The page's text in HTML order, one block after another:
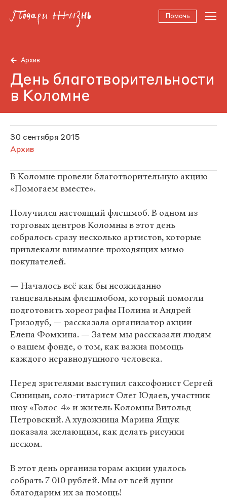
Помочь
Архив
День благотворительности
в Коломне
30 сентября 2015
Архив
В Коломне провели благотворительную акцию
«Помогаем вместе».
Получился настоящий флешмоб. В одном из
торговых центров Коломны в этот день
собралось сразу несколько артистов, которые
привлекали внимание проходящих мимо
покупателей.
— Началось всё как бы неожиданно
танцевальным флешмобом, который помогли
подготовить хореографы Полина и Андрей
Гризодуб, — рассказала организатор акции
Елена Фомкина. — Затем мы рассказали людям
о вашем фонде, о том, как важна помощь
каждого неравнодушного человека.
Перед зрителями выступил саксофонист Сергей
Синицын, соло-гитарист Олег Юдаев, участник
шоу «Голос-4» и житель Коломны Витольд
Петровский. А художница Марина Ящук
показала желающим, как делать рисунки
песком.
В этот день организаторам акции удалось
собрать 7 010 рублей. Мы от всей души
благодарим их за помощь!